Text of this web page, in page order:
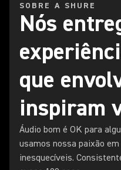
SOBRE A SHURE
Nós
que
inspiram
Áudio bom é OK para
usamos nossa paixão
inesquecíveis.